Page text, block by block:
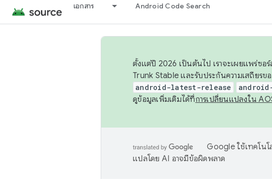
เอกสาร Android Code Search
ตั้งแต่ปี 2026 เป็นต้นไป เราจะเผยแพร่ซอ
Trunk Stable และรับประกันความเสถียรข
android-latest-release
ดูข้อมูลเพิ่มเติมได้ที่การเปลี่ยนแปลงใน
Google ใช้เทคโน
แปลโดย AI อาจมีข้อผิดพลาด